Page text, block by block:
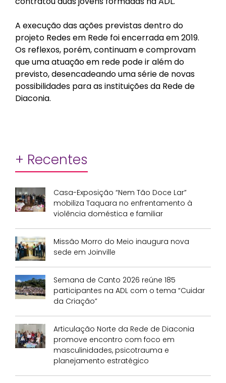
A execução das ações previstas dentro do
projeto Redes em Rede foi encerrada em 2019.
Os reflexos, porém, continuam e comprovam
que uma atuação em rede pode ir além do
previsto, desencadeando uma série de novas
possibilidades para as instituições da Rede de
Diaconia.
+ Recentes
Casa-Exposição “Nem Tão Doce Lar”
mobiliza Taquara no enfrentamento à
violência doméstica e familiar
Missão Morro do Meio inaugura nova
sede em Joinville
Semana de Canto 2026 reúne 185
participantes na ADL com o tema “Cuidar
da Criação”
Articulação Norte da Rede de Diaconia
promove encontro com foco em
masculinidades, psicotrauma e
planejamento estratégico